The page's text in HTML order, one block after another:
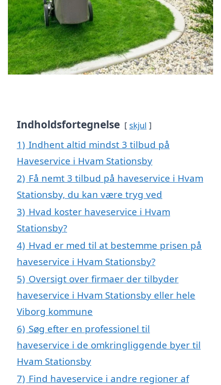
Indholdsfortegnelse skjul
1) Indhent altid mindst 3 tilbud på
Haveservice i Hvam Stationsby
2) Få nemt 3 tilbud på haveservice i Hvam
Stationsby, du kan være tryg ved
3) Hvad koster haveservice i Hvam
Stationsby?
4) Hvad er med til at bestemme prisen på
haveservice i Hvam Stationsby?
5) Oversigt over firmaer der tilbyder
haveservice i Hvam Stationsby eller hele
Viborg kommune
6) Søg efter en professionel til
haveservice i de omkringliggende byer til
Hvam Stationsby
7) Find haveservice i andre regioner af